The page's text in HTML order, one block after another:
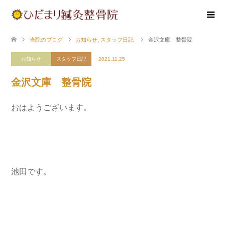
当院のブログ お知らせ スタッフ日記 金沢文庫 整骨院
お知らせ スタッフ日記 2021.11.25
金沢文庫 整骨院
おはようございます。
池田です。